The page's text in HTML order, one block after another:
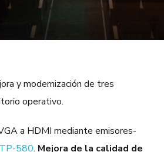
y modernización de tres
operativo.
a HDMI mediante emisores-
580. Mejora de la calidad de